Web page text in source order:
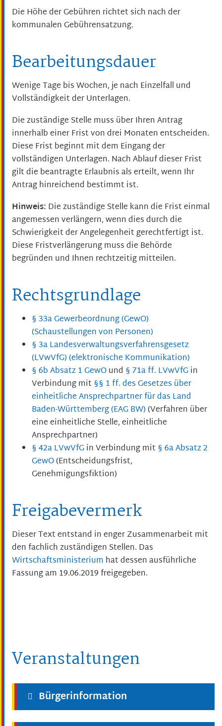
Die Höhe der Gebühren richtet sich nach der
kommunalen Gebührensatzung.
Bearbeitungsdauer
Wenige Tage bis Wochen, je nach Einzelfall und
Vollständigkeit der Unterlagen.
Die zuständige Stelle muss über Ihren Antrag
innerhalb einer Frist von drei Monaten entscheiden.
Diese Frist beginnt mit dem Eingang der
vollständigen Unterlagen. Nach Ablauf dieser Frist
gilt die beantragte Erlaubnis als erteilt, wenn Ihr
Antrag hinreichend bestimmt ist.
Hinweis: Die zuständige Stelle kann die Frist einmal
angemessen verlängern, wenn dies durch die
Schwierigkeit der Angelegenheit gerechtfertigt ist.
Diese Fristverlängerung muss die Behörde
begründen und Ihnen rechtzeitig mitteilen.
Rechtsgrundlage
§ 33a Gewerbeordnung (GewO)
(Schaustellungen von Personen)
§ 3a Landesverwaltungsverfahrensgesetz
(LVwVfG) (elektronische Kommunikation)
§ 6b Absatz 1 GewOund § 71a ff. LVwVfGin
Verbindung mit §§ 1 ff. des Gesetzes über
einheitliche Ansprechpartner für das Land
Baden-Württemberg (EAG BW) (Verfahren über
eine einheitliche Stelle, einheitliche
Ansprechpartner)
§ 42a LVwVfGin Verbindung mit § 6a Absatz 2
GewO(Entscheidungsfrist,
Genehmigungsfiktion)
Freigabevermerk
Dieser Text entstand in enger Zusammenarbeit mit
den fachlich zuständigen Stellen. Das
Wirtschaftsministerium hat dessen ausführliche
Fassung am 19.06.2019 freigegeben.
Veranstaltungen
Bürgerinformation